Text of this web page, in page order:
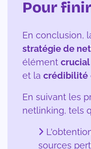
Pour finir
En conclusion,
stratégie de
élément crucial
et la crédibilité
En suivant les
netlinking, tels
sources